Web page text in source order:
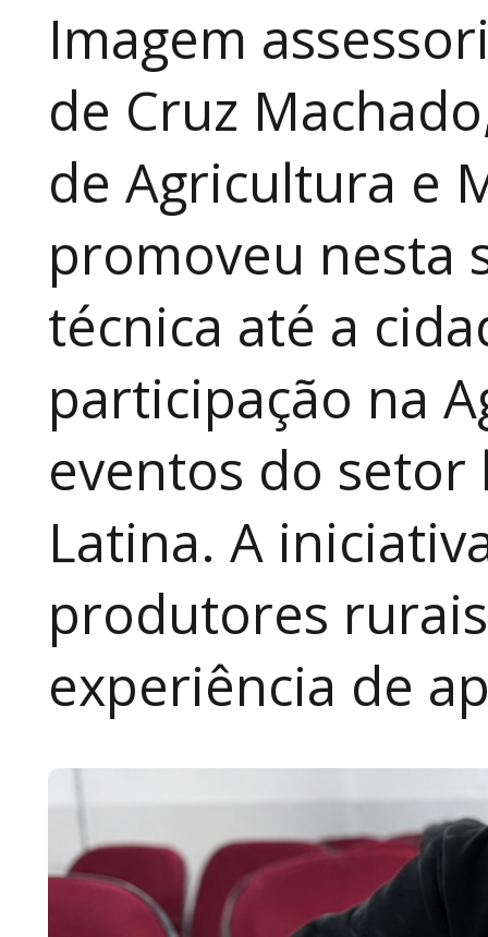
Imagem
de Cruz
de Agricultura e
promoveu nesta
técnica até a
participação na
eventos do
Latina. A
produtores
experiência de